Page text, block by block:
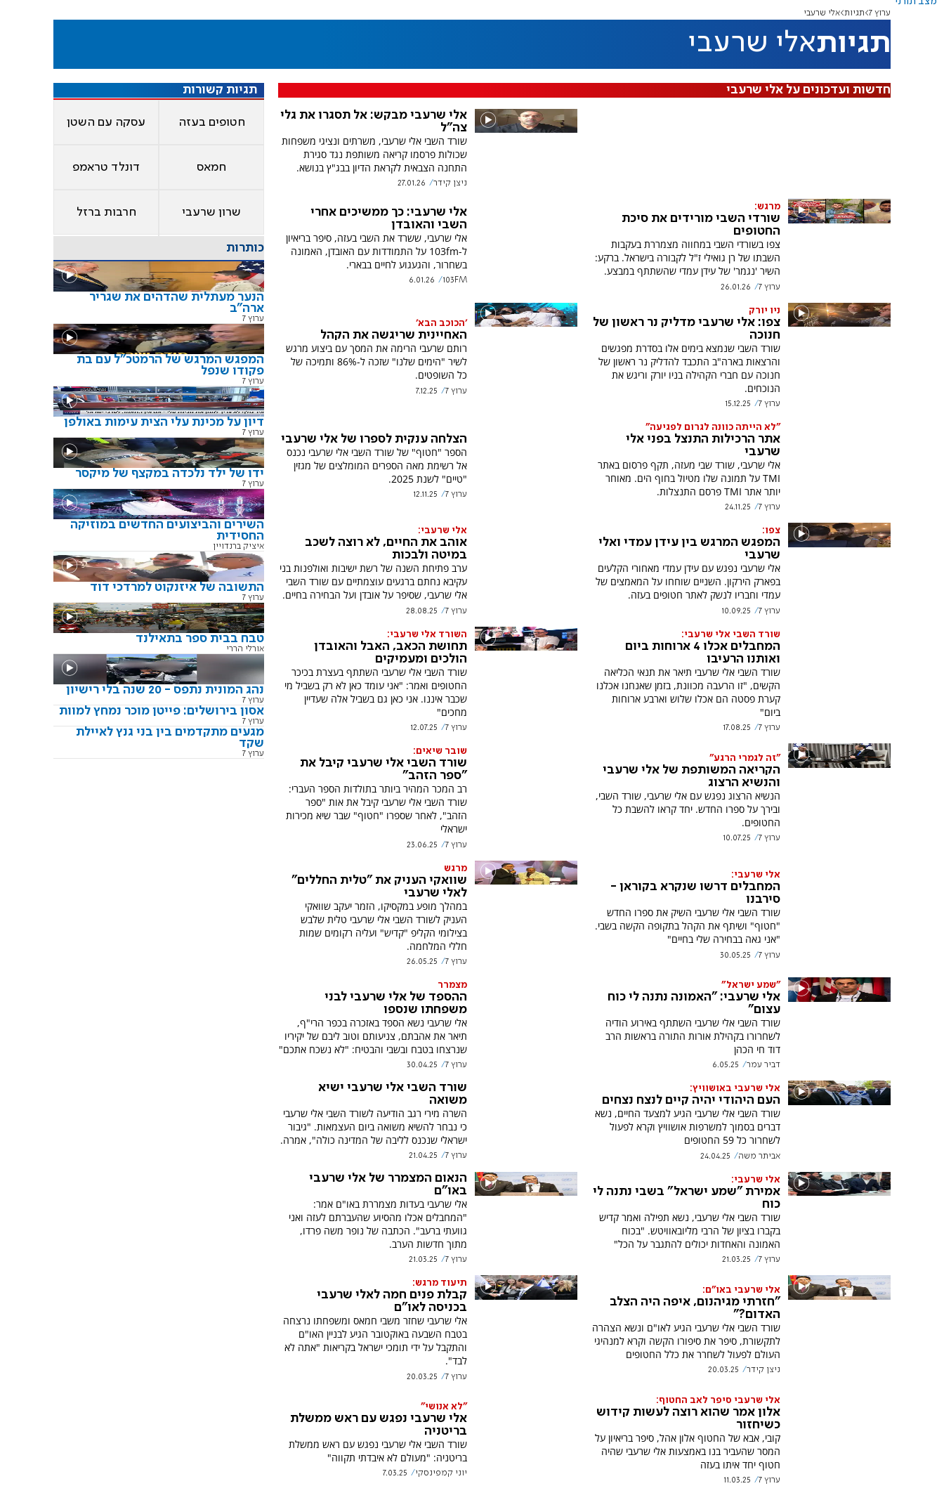
ערוץ 7 תגיות אלי שרעבי
תגיותאלי שרעבי
חדשות ועדכונים על אלי שרעבי
אלי שרעבי מבקש: אל תסגרו את גלי
צה"ל
שורד השבי אלי שרעבי, משרתים ונציגי משפחות
שכולות פרסמו קריאה משותפת נגד סגירת
התחנה הצבאית לקראת הדיון בבג"ץ בנושא.
ניצן קידר 27.01.26
מרגש:
שורדי השבי מורידים את סיכת
החטופים
צפו בשורדי השבי במחווה מצמררת בעקבות
השבתו של רן גואילי ז"ל לקבורה בישראל. ברקע:
השיר 'נגמר' של עידן עמדי שהשתתף במבצע.
ערוץ 7 26.01.26
אלי שרעבי: כך ממשיכים אחרי
השבי והאובדן
אלי שרעבי, ששרד את השבי בעזה, סיפר בריאיון
ל-103fm על התמודדות עם האובדן, האמונה
בשחרור, והגעגוע לחיים בבארי.
103FM
6.01.26
ניו יורק
צפו: אלי שרעבי מדליק נר ראשון של
חנוכה
שורד השבי שנמצא בימים אלו בסדרת מפגשים
והרצאות בארה"ב התכבד להדליק נר ראשון של
חנוכה עם חברי הקהילה בניו יורק וריגש את
הנוכחים.
ערוץ 7 15.12.25
'הכוכב הבא'
האחיינית שריגשה את הקהל
רותם שרעבי הרימה את המסך עם ביצוע מרגש
לשיר "הימים שלנו" שזכה ל-86% ותמיכה של
כל השופטים.
ערוץ 7 7.12.25
"לא הייתה כוונה לגרום לפגיעה"
אתר הרכילות התנצל בפני אלי
שרעבי
אלי שרעבי, שורד שבי מעזה, תקף פרסום באתר
TMI על תמונה שלו מטיול בחוף הים. מאוחר
יותר אתר TMI פרסם התנצלות.
ערוץ 7 24.11.25
הצלחה ענקית לספרו של אלי שרעבי
הספר "חטוף" של שורד השבי אלי שרעבי נכנס
אל רשימת מאה הספרים המומלצים של מגזין
"טיים" לשנת 2025.
ערוץ 7 12.11.25
צפו:
המפגש המרגש בין עידן עמדי ואלי
שרעבי
אלי שרעבי נפגש עם עידן עמדי מאחורי הקלעים
בפארק הירקון. השניים שוחחו על המאמצים של
עמדי וחבריו לנשק לאתר חטופים בעזה.
ערוץ 7 10.09.25
אלי שרעבי:
אוהב את החיים, לא רוצה לשכב
במיטה ולבכות
ערב פתיחת השנה של רשת ישיבות ואולפנות בני
עקיבא נחתם ברגעים עוצמתיים עם שורד השבי
אלי שרעבי, שסיפר על אובדן ועל הבחירה בחיים.
ערוץ 7 28.08.25
שורד השבי אלי שרעבי:
המחבלים אכלו 4 ארוחות ביום
ואותנו הרעיבו
שורד השבי אלי שרעבי תיאר את תנאי הכליאה
הקשים, "זו הרעבה מכוונת, בזמן שאנחנו אכלנו
קערת פסטה הם אכלו שלוש וארבע ארוחות
ביום"
ערוץ 7 17.08.25
השורד אלי שרעבי:
תחושת הכאב, האבל והאובדן
הולכים ומעמיקים
שורד השבי אלי שרעבי השתתף בעצרת בכיכר
החטופים ואמר: "אני עומד כאן לא רק בשביל מי
שכבר איננו. אני כאן גם בשביל אלה שעדיין
מחכים"
ערוץ 7 12.07.25
"זה לגמרי הרגע"
הקריאה המשותפת של אלי שרעבי
והנשיא הרצוג
הנשיא הרצוג נפגש עם אלי שרעבי, שורד השבי,
ובירך על ספרו החדש. יחד קראו להשבת כל
החטופים.
ערוץ 7 10.07.25
שובר שיאים:
שורד השבי אלי שרעבי קיבל את
"ספר הזהב"
רב המכר המהיר ביותר בתולדות הספר העברי:
שורד השבי אלי שרעבי קיבל את אות "ספר
הזהב", לאחר שספרו "חטוף" שבר שיא מכירות
ישראלי
ערוץ 7 23.06.25
אלי שרעבי:
המחבלים דרשו שנקרא בקוראן -
סירבנו
שורד השבי אלי שרעבי השיק את ספרו החדש
"חטוף" ושיתף את הקהל בתקופה הקשה בשבי.
"אני גאה בבחירה שלי בחיים"
ערוץ 7 30.05.25
מרגש
שוואקי העניק את "טלית החללים"
לאלי שרעבי
במהלך מופע במקסיקו, הזמר יעקב שוואקי
העניק לשורד השבי אלי שרעבי טלית שלבש
בצילומי הקליפ "קדיש" ועליה רקומים שמות
חללי המלחמה.
ערוץ 7 26.05.25
"שמע ישראל"
אלי שרעבי: "האמונה נתנה לי כוח
עצום"
שורד השבי אלי שרעבי השתתף באירוע הודיה
לשחרורו בקהילת אורות התורה בראשות הרב
דוד חי הכהן
דביר עמר 6.05.25
מצמרר
ההספד של אלי שרעבי לבני
משפחתו שנספו
אלי שרעבי נשא הספד באזכרה בכפר הרי"ף,
תיאר את אהבתם, צניעותם וטוב ליבם של יקיריו
שנרצחו בטבח ובשבי והבטיח: "לא נשכח אתכם"
ערוץ 7 30.04.25
אלי שרעבי באושוויץ:
העם היהודי יהיה קיים לנצח נצחים
שורד השבי אלי שרעבי הגיע למצעד החיים, נשא
דברים בסמוך למשרפות אושוויץ וקרא לפעול
לשחרור כל 59 החטופים
אביתר משה 24.04.25
שורד השבי אלי שרעבי ישיא
משואה
השרה מירי רגב הודיעה לשורד השבי אלי שרעבי
כי נבחר להשיא משואה ביום העצמאות. "גיבור
ישראלי שנכנס לליבה של המדינה כולה", אמרה.
ערוץ 7 21.04.25
אלי שרעבי:
אמירת "שמע ישראל" בשבי נתנה לי
כוח
שורד השבי אלי שרעבי, נשא תפילה ואמר קדיש
בקברו בציון של הרבי מליובאוויטש. "בכוח
האמונה והאחדות יכולים להתגבר על הכל"
ערוץ 7 21.03.25
הנאום המצמרר של אלי שרעבי
באו"ם
אלי שרעבי בעדות מצמררת באו"ם אמר:
"המחבלים אכלו מהסיוע שהעברתם לעזה ואני
גוועתי ברעב". הכתבה של נופר משה פרדו,
מתוך חדשות הערב.
ערוץ 7 21.03.25
אלי שרעבי באו"ם:
"חזרתי מגיהנום, איפה היה הצלב
האדום?"
שורד השבי אלי שרעבי הגיע לאו"ם ונשא הצהרה
לתקשורת, סיפר את סיפורו הקשה וקרא למנהיגי
העולם לפעול לשחרר את כלל החטופים
ניצן קידר 20.03.25
תיעוד מרגש:
קבלת פנים חמה לאלי שרעבי
בכניסה לאו"ם
אלי שרעבי שחזר משבי חמאס ומשפחתו נרצחה
בטבח השבעה באוקטובר הגיע לבניין האו"ם
והתקבל על ידי תומכי ישראל בקריאות "אתה לא
לבד".
ערוץ 7 20.03.25
אלי שרעבי סיפר לאב החטוף:
אלון אמר שהוא רוצה לעשות קידוש
כשיחזור
קובי, אבא של החטוף אלון אהל, סיפר בריאיון על
המסר שהעביר בנו באמצעות אלי שרעבי שהיה
חטוף יחד איתו בעזה
ערוץ 7 11.03.25
"לא אנושי"
אלי שרעבי נפגש עם ראש ממשלת
בריטניה
שורד השבי אלי שרעבי נפגש עם ראש ממשלת
בריטניה: "מעולם לא איבדתי תקווה"
יוני קמפינסקי 7.03.25
תגיות קשורות
חטופים בעזה עסקה עם השטן
חמאס דונלד טראמפ
שרון שרעבי חרבות ברזל
כותרות
הנער מעתלית שהדהים את שגריר
ארה"ב
ערוץ 7
המפגש המרגש של הרמטכ"ל עם בת
פקודו שנפל
ערוץ 7
דיון על מכינת עלי הצית עימות באולפן
ערוץ 7
ידו של ילד נלכדה במקצף של מיקסר
ערוץ 7
השירים והביצועים החדשים במוזיקה
החסידית
איציק ברנדויין
התשובה של איזנקוט למרדכי דוד
ערוץ 7
טבח בבית ספר בתאילנד
אורלי הררי
נהג המונית נתפס - 20 שנה בלי רישיון
ערוץ 7
אסון בירושלים: פייטן מוכר נמחץ למוות
ערוץ 7
מגעים מתקדמים בין בני גנץ לאיילת
שקד
ערוץ 7